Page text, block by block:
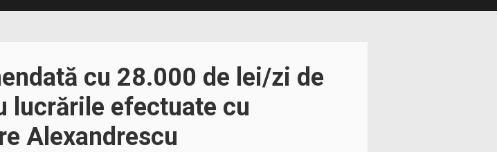
cu 28.000 de lei/zi de
lucrările efectuate cu
Alexandrescu